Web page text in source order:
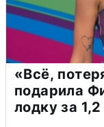
«Всё,
подарила
лодку за